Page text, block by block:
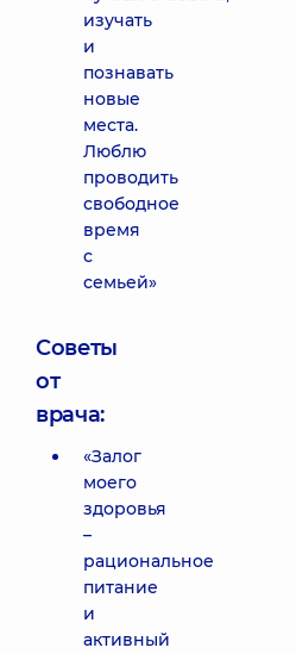
изучать
и
познавать
новые
места.
Люблю
проводить
свободное
время
с
семьей»
Советы
от
врача:
«Залог
моего
здоровья
–
рациональное
питание
и
активный